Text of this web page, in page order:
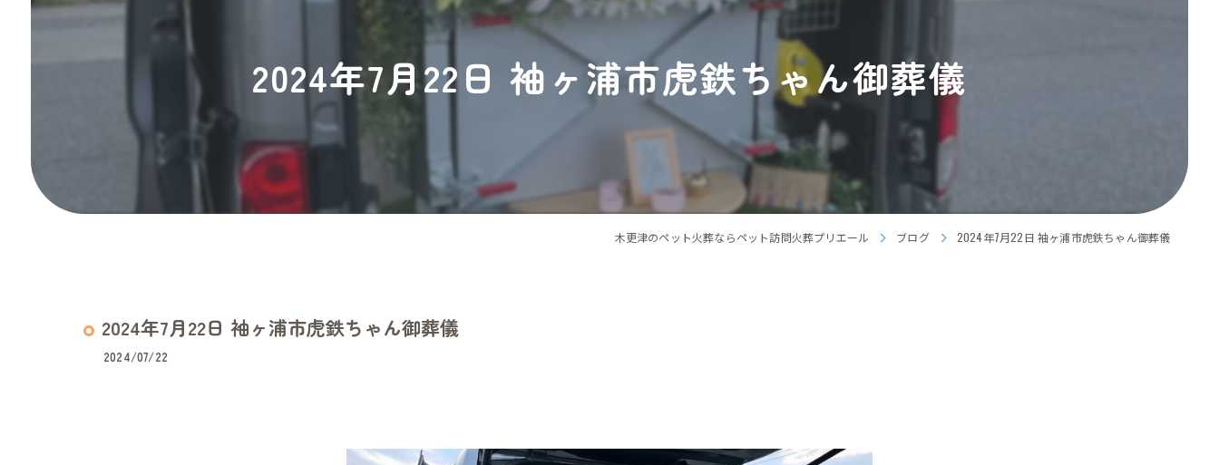
愛猫
君津のペット火葬
富津のペット火葬
袖ケ浦のペット火葬
2024年7月22日 袖ヶ浦市虎鉄ちゃん御葬儀
木更津のペット火葬ならペット訪問火葬プリエール ブログ 2024年7月22日 袖ヶ浦市虎鉄ちゃん御葬儀
2024年7月22日 袖ヶ浦市虎鉄ちゃん御葬儀
2024/07/22